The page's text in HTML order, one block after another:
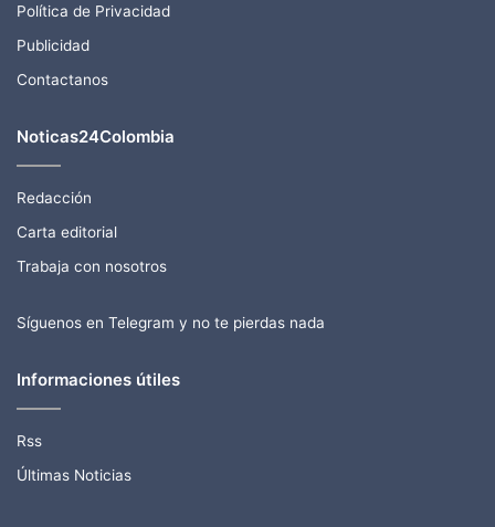
Política de Privacidad
Publicidad
Contactanos
Noticas24Colombia
Redacción
Carta editorial
Trabaja con nosotros
Síguenos en Telegram y no te pierdas nada
Informaciones útiles
Rss
Últimas Noticias